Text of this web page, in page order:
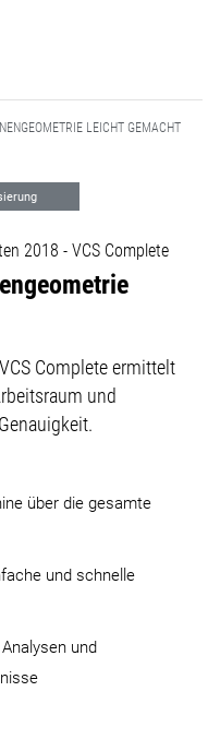
LEICHT GEMACHT
2018 - VCS Complete
Complete ermittelt
und
über die gesamte
und schnelle
und